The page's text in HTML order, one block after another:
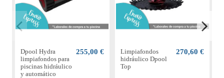
Dpool Hydra
limpiafondos para
piscinas hidráulico
y automático
255,00 €
Limpiafondos
hidráulico Dpool
Top
270,60 €